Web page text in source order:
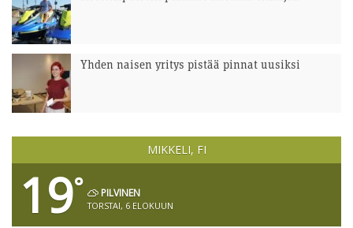
Yhden naisen yritys pistää pinnat uusiksi
MIKKELI, FI
19° PILVINEN
TORSTAI, 6 ELOKUUN